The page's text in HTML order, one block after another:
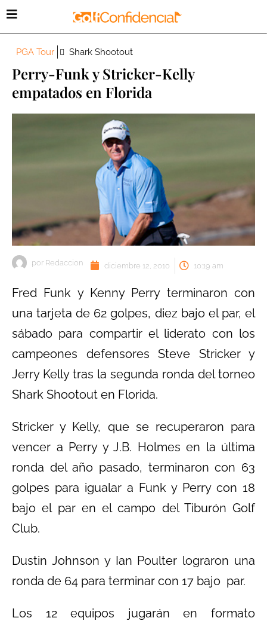
PGA Tour Shark Shootout
Perry-Funk y Stricker-Kelly
empatados en Florida
por Redaccion diciembre 12, 2010 10:19 am
Fred Funk y Kenny Perry terminaron con
una tarjeta de 62 golpes, diez bajo el par, el
sábado para compartir el liderato con los
campeones defensores Steve Stricker y
Jerry Kelly tras la segunda ronda del torneo
Shark Shootout en Florida.
Stricker y Kelly, que se recuperaron para
vencer a Perry y J.B. Holmes en la última
ronda del año pasado, terminaron con 63
golpes para igualar a Funk y Perry con 18
bajo el par en el campo del Tiburón Golf
Club.
Dustin Johnson y Ian Poulter lograron una
ronda de 64 para terminar con 17 bajo par.
Los 12 equipos jugarán en formato